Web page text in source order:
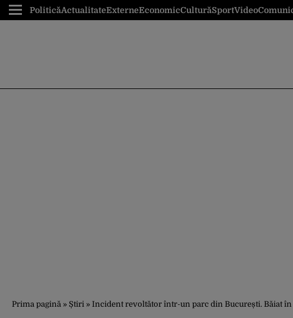
PoliticăActualitateExterneEconomicCulturăSportVideo
Prima pagină » Știri » Incident revoltător într-un parc din București. Băiat în